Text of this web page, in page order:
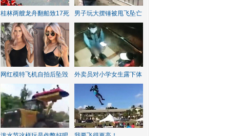
桂林两艘龙舟翻船致17死 男子玩大摆锤被甩飞坠亡
网红模特飞机自拍后坠毁 外卖员对小学女生露下体